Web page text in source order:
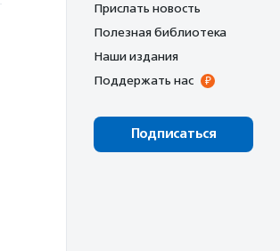
Прислать новость
Полезная библиотека
Наши издания
Поддержать нас
Подписаться